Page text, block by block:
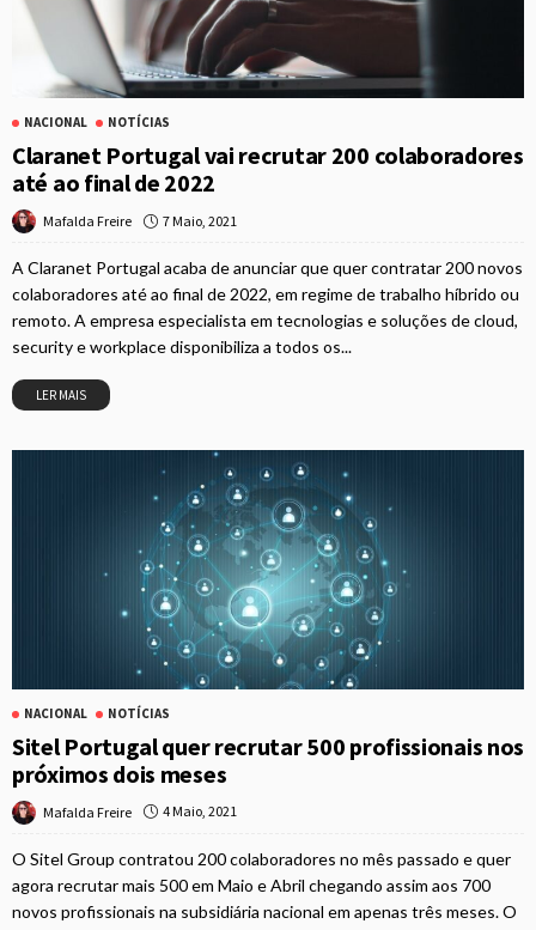
NACIONAL NOTÍCIAS
Claranet Portugal vai recrutar 200 colaboradores
até ao final de 2022
Mafalda Freire 7 Maio, 2021
A Claranet Portugal acaba de anunciar que quer contratar 200 novos
colaboradores até ao final de 2022, em regime de trabalho híbrido ou
remoto. A empresa especialista em tecnologias e soluções de cloud,
security e workplace disponibiliza a todos os...
LER MAIS
NACIONAL NOTÍCIAS
Sitel Portugal quer recrutar 500 profissionais nos
próximos dois meses
Mafalda Freire 4 Maio, 2021
O Sitel Group contratou 200 colaboradores no mês passado e quer
agora recrutar mais 500 em Maio e Abril chegando assim aos 700
novos profissionais na subsidiária nacional em apenas três meses. O